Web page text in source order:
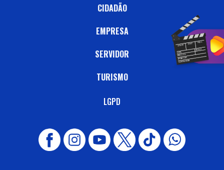
CIDADÃO
EMPRESA
SERVIDOR
TURISMO
LGPD